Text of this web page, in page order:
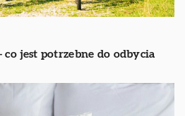
jest potrzebne do odbycia